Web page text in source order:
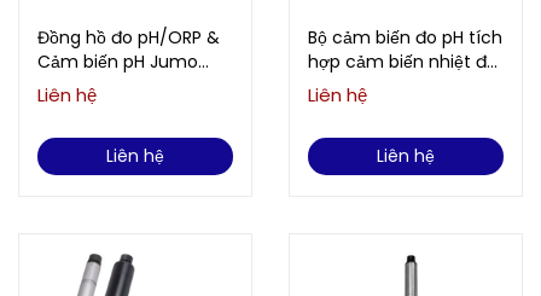
Đồng hồ đo pH/ORP &
Cảm biến pH Jumo
SUPMEA SUP-PH6.0 &
SUP-PH5022
Liên hệ
Liên hệ
Bộ cảm biến đo pH tích
hợp cảm biến nhiệt độ
WTW/Xylem Analytics
SensoLyt® 700 IQ
Liên hệ
Liên hệ